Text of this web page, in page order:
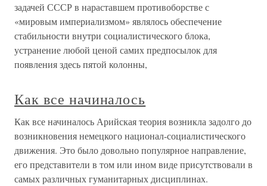
задачей СССР в нараставшем противоборстве с
«мировым империализмом» являлось обеспечение
стабильности внутри социалистического блока,
устранение любой ценой самих предпосылок для
появления здесь пятой колонны,
Как все начиналось
Как все начиналось Арийская теория возникла задолго до
возникновения немецкого национал-социалистического
движения. Это было довольно популярное направление,
его представители в том или ином виде присутствовали в
самых различных гуманитарных дисциплинах.